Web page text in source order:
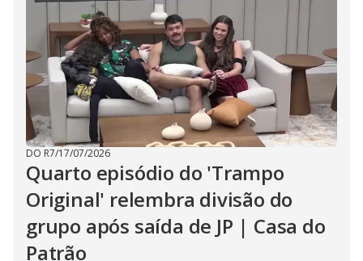
DO R7/17/07/2026
Quarto episódio do 'Trampo
Original' relembra divisão do
grupo após saída de JP | Casa do
Patrão